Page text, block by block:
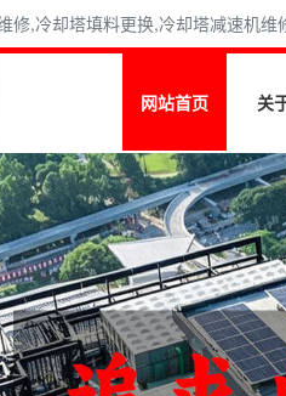
修,冷却塔填料更换,冷却塔减速机
网站首页 关